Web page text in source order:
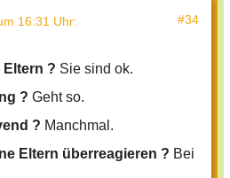
16:31 Uhr: #34
? Sie sind ok.
? Geht so.
? Manchmal.
Eltern überreagieren ? Bei